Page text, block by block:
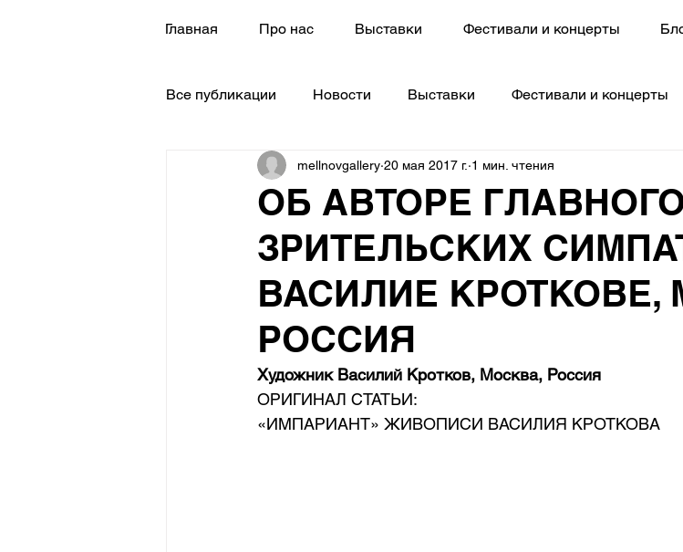
Главная Про нас Выставки Фестивали и концерты
Все публикации Новости Выставки Фестивали и концерты
ОБ АВТОРЕ
ЗРИТЕЛЬСКИХ
ВАСИЛИЕ КРОТКОВЕ,
РОССИЯ
mellnovgallery 20 мая 2017 г. 1 мин. чтения
Художник Василий Кротков, Москва, Россия
ОРИГИНАЛ СТАТЬИ:
«ИМПАРИАНТ» ЖИВОПИСИ ВАСИЛИЯ КРОТКОВА